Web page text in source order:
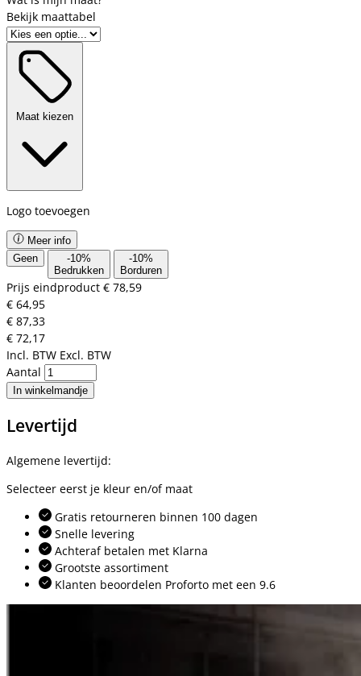
Bekijk maattabel
Maat kiezen
Logo toevoegen
Meer info
Geen
-10%
Bedrukken
-10%
Borduren
Prijs eindproduct € 78,59
€ 64,95
€ 87,33
€ 72,17
Incl. BTW Excl. BTW
Aantal
In winkelmandje
Levertijd
Algemene levertijd:
Selecteer eerst je kleur en/of maat
Gratis retourneren binnen 100 dagen
Snelle levering
Achteraf betalen met Klarna
Grootste assortiment
Klanten beoordelen Proforto met een 9.6